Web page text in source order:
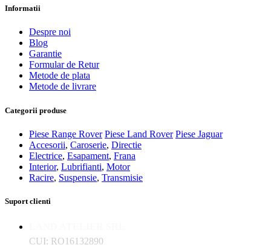
Informatii
Despre noi
Blog
Garantie
Formular de Retur
Metode de plata
Metode de livrare
Categorii produse
Piese Range Rover Piese Land Rover Piese Jaguar
Accesorii, Caroserie, Directie
Electrice, Esapament, Frana
Interior, Lubrifianti, Motor
Racire, Suspensie, Transmisie
Suport clienti
CUI: RO16132890